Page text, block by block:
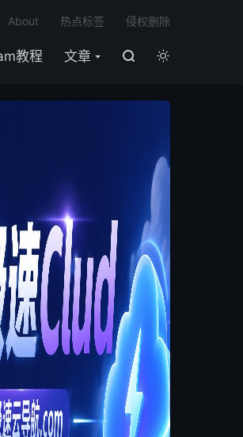
教程 文章  
About 热点标签 侵权删除